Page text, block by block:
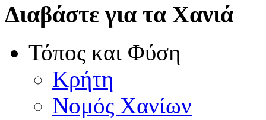
Διαβάστε για τα Χανιά
Τόπος και Φύση
Κρήτη
Νομός Χανίων